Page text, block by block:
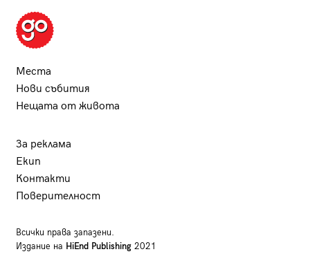
Места
Нови събития
Нещата от живота
За реклама
Екип
Контакти
Поверителност
Всички права запазени.
Издание на HiEnd Publishing2021